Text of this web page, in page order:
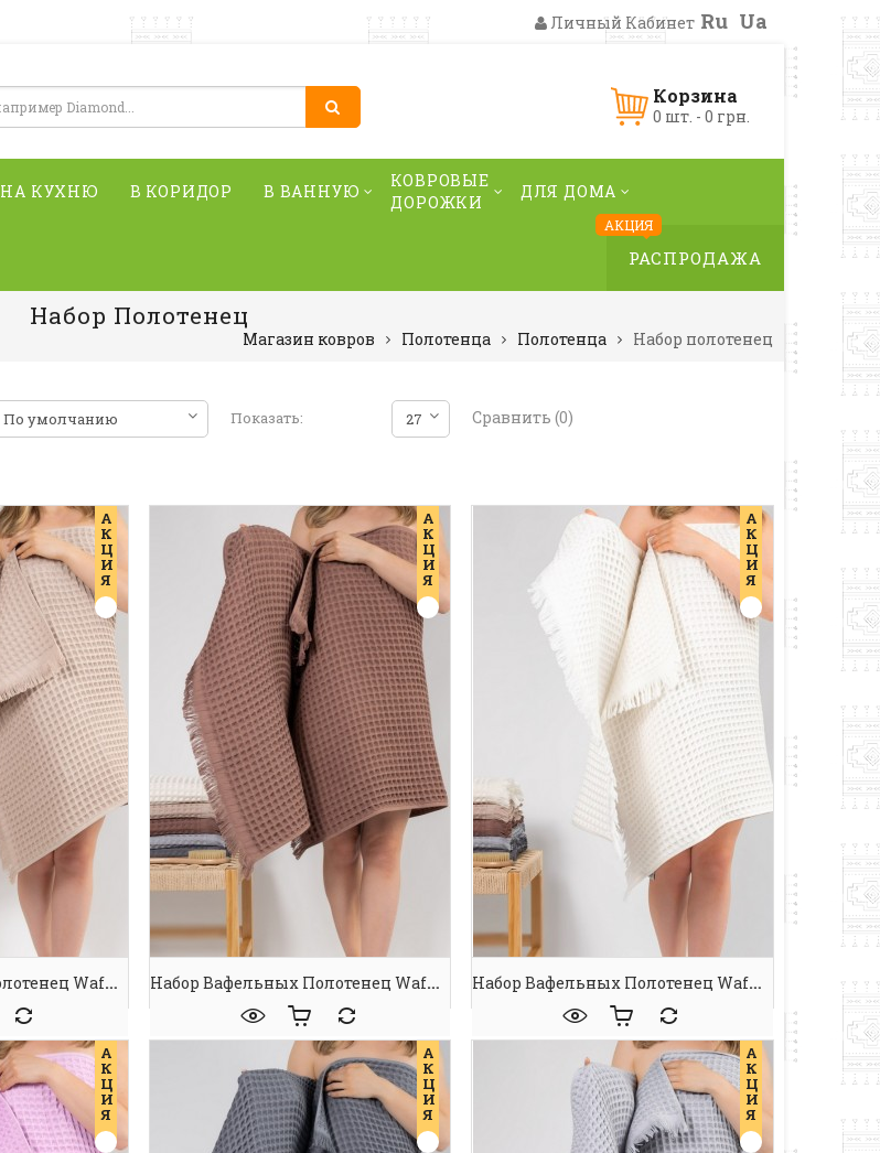
Личный Кабинет Ru Ua
Корзина
0 шт. - 0 грн.
НА КУХНЮ В КОРИДОР В ВАННУЮ
КОВРОВЫЕ
ДОРОЖКИ
ДЛЯ ДОМА
АКЦИЯ
РАСПРОДАЖА
Набор Полотенец
Магазин ковров Полотенца Полотенца Набор полотенец
Показать: Сравнить (0)
А
К
Ц
И
Я
Набор Вафельных Полотенец Waffle Spa Towel Beige
А
К
Ц
И
Я
Набор Вафельных Полотенец Waffle Spa Towel Brown
А
К
Ц
И
Я
Набор Вафельных Полотенец Waffle Spa Towel Cream
А
К
Ц
И
Я
А
К
Ц
И
Я
А
К
Ц
И
Я